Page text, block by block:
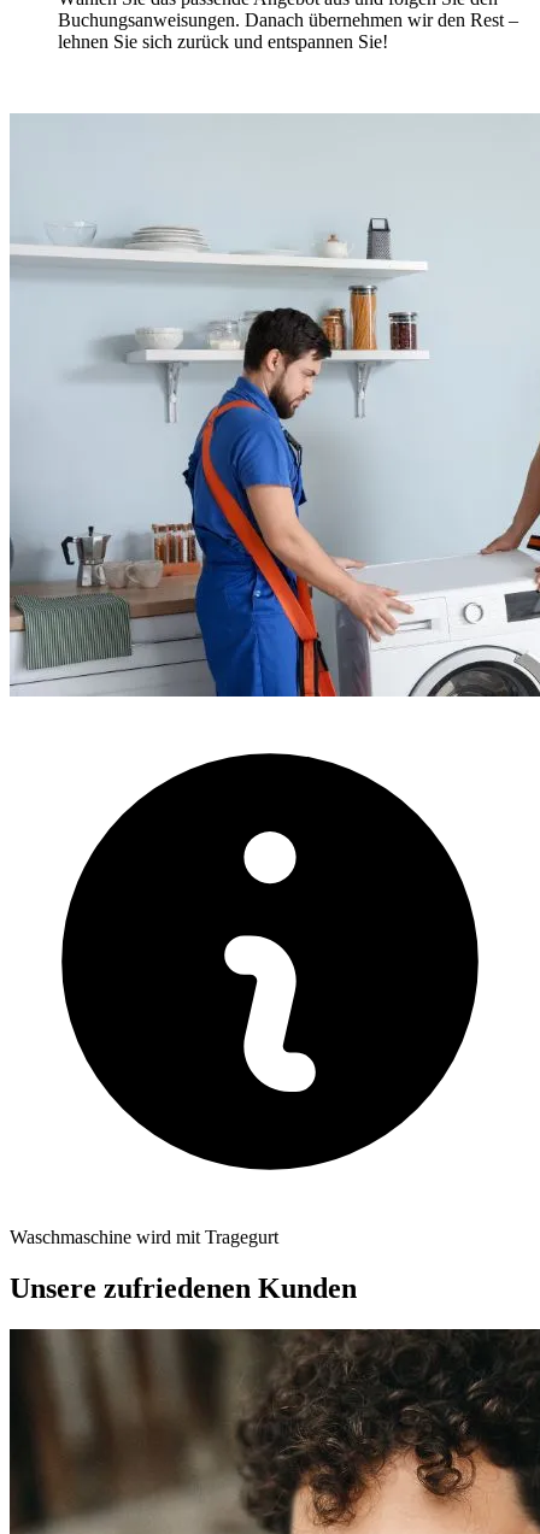
Buchungsanweisungen. Danach übernehmen wir den Rest –
lehnen Sie sich zurück und entspannen Sie!
Waschmaschine wird mit Tragegurt
Unsere zufriedenen Kunden